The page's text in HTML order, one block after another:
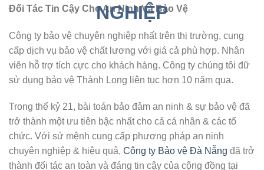
Đối Tác Tin Cậy Cho An Ninh Và Bảo Vệ
Công ty bảo vệ chuyên nghiệp nhất trên thị trường, cung
cấp dịch vụ bảo vệ chất lương với giá cả phù hợp. Nhân
viên hỗ trợ tích cực cho khách hàng. Công ty chúng tôi đữ
sử dụng bảo vệ Thành Long liên tục hơn 10 năm qua.
Trong thế kỷ 21, bài toán bảo đảm an ninh & sự bảo vệ đã
trở thành một ưu tiên bậc nhất cho cả cá nhân & các tổ
chức. Với sứ mệnh cung cấp phương pháp an ninh
chuyên nghiệp & hiệu quả, Công ty Bảo vệ Đà Nẵng đã trở
thành đối tác an toàn và đáng tin cậy của cộng đồng tại